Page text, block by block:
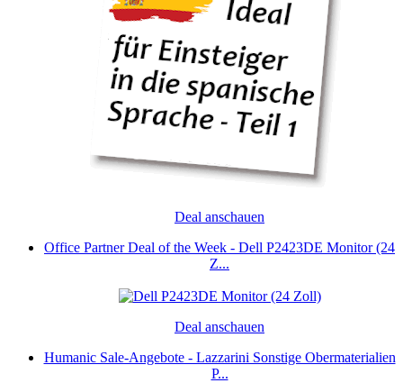
Deal anschauen
Office Partner Deal of the Week - Dell P2423DE Monitor (24
Z...
Deal anschauen
Humanic Sale-Angebote - Lazzarini Sonstige Obermaterialien
P...